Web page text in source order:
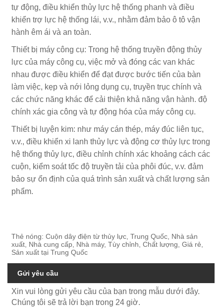
tự động, điều khiển thủy lực hệ thống phanh và điều
khiển trợ lực hệ thống lái, v.v., nhằm đảm bảo ô tô vận
hành êm ái và an toàn.
Thiết bị máy công cụ: Trong hệ thống truyền động thủy
lực của máy công cụ, việc mở và đóng các van khác
nhau được điều khiển để đạt được bước tiến của bàn
làm việc, kẹp và nới lỏng dụng cụ, truyền trục chính và
các chức năng khác để cải thiện khả năng vận hành. độ
chính xác gia công và tự động hóa của máy công cụ.
Thiết bị luyện kim: như máy cán thép, máy đúc liên tục,
v.v., điều khiển xi lanh thủy lực và động cơ thủy lực trong
hệ thống thủy lực, điều chỉnh chính xác khoảng cách các
cuộn, kiểm soát tốc độ truyền tải của phôi đúc, v.v. đảm
bảo sự ổn định của quá trình sản xuất và chất lượng sản
phẩm.
Thẻ nóng: Cuộn dây điện từ thủy lực, Trung Quốc, Nhà sản
xuất, Nhà cung cấp, Nhà máy, Tùy chỉnh, Chất lượng, Giá rẻ,
Sản xuất tại Trung Quốc
Gửi yêu cầu
Xin vui lòng gửi yêu cầu của bạn trong mẫu dưới đây.
Chúng tôi sẽ trả lời bạn trong 24 giờ.